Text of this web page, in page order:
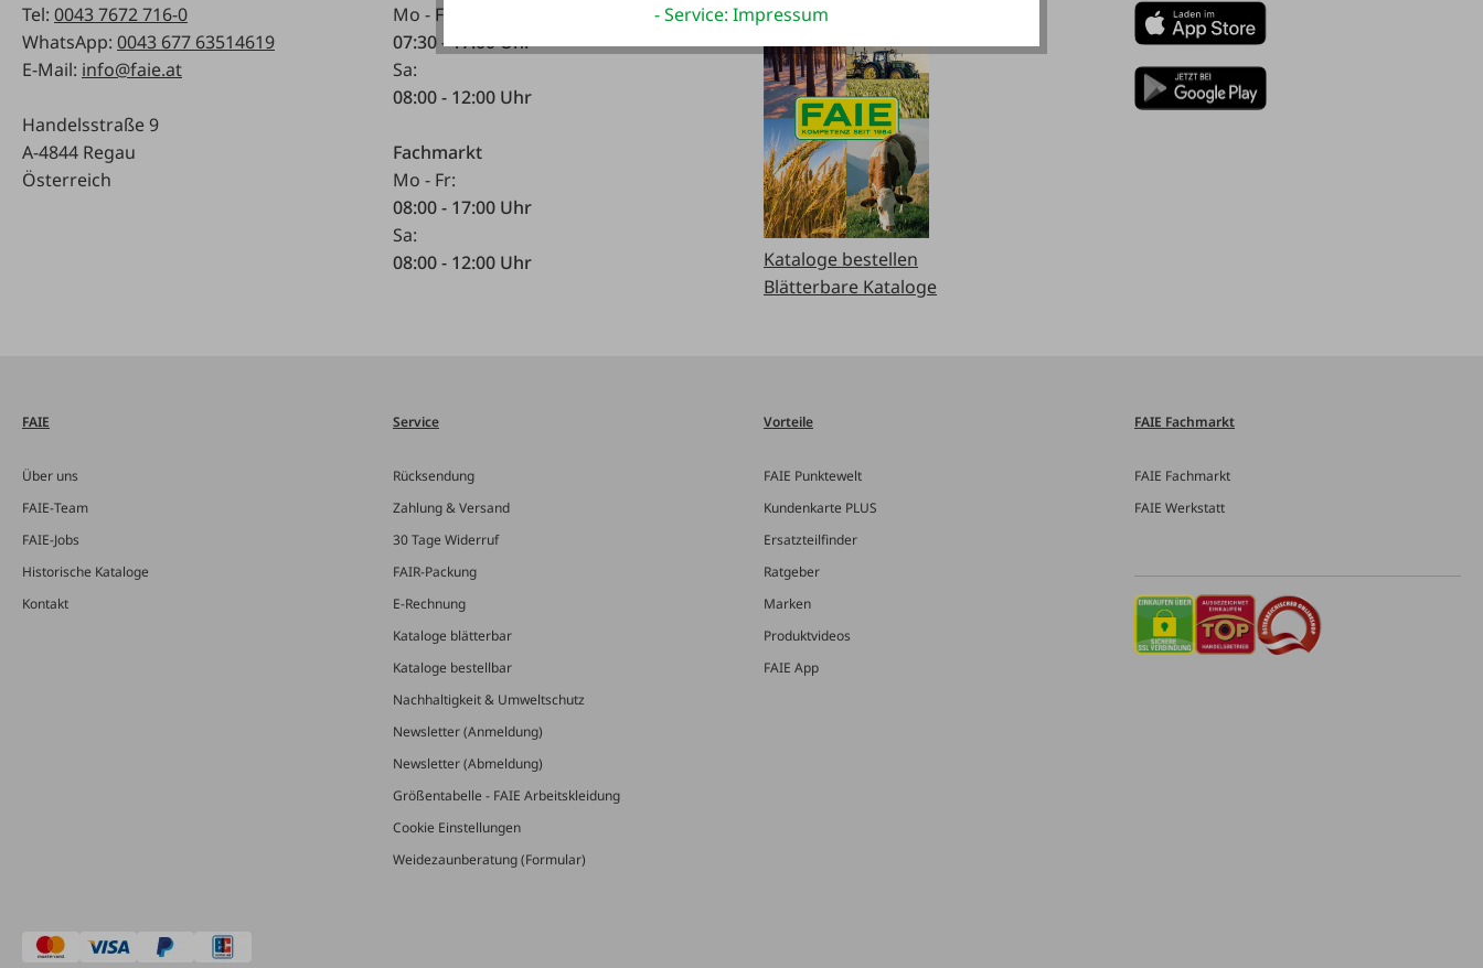
Tel: 0043 7672 716-0
WhatsApp: 0043 677 63514619
E-Mail: info@faie.at
Handelsstraße 9
A-4844 Regau
Österreich
Mo - Fr:
07:30 - 17.00 Uhr
Sa:
08:00 - 12:00 Uhr
Fachmarkt
Mo - Fr:
08:00 - 17:00 Uhr
Sa:
08:00 - 12:00 Uhr
Kataloge bestellen
Blätterbare Kataloge
FAIE
Über uns
FAIE-Team
FAIE-Jobs
Historische Kataloge
Kontakt
Service
Rücksendung
Zahlung & Versand
30 Tage Widerruf
FAIR-Packung
E-Rechnung
Kataloge blätterbar
Kataloge bestellbar
Nachhaltigkeit & Umweltschutz
Newsletter (Anmeldung)
Newsletter (Abmeldung)
Größentabelle - FAIE Arbeitskleidung
Cookie Einstellungen
Weidezaunberatung (Formular)
Vorteile
FAIE Punktewelt
Kundenkarte PLUS
Ersatzteilfinder
Ratgeber
Marken
Produktvideos
FAIE App
FAIE Fachmarkt
FAIE Fachmarkt
FAIE Werkstatt
- Service: Impressum